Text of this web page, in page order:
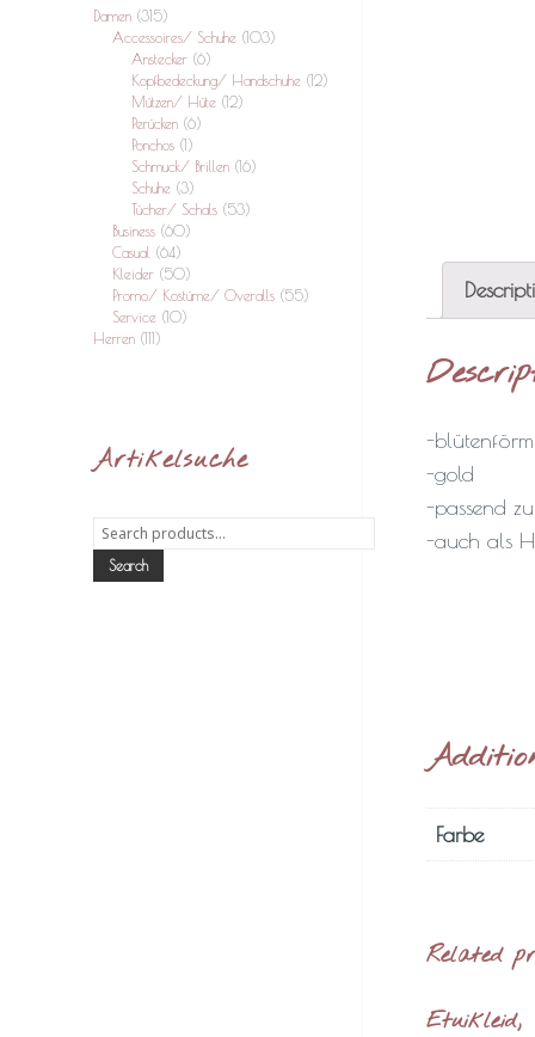
Damen (315)
Accessoires/ Schuhe (103)
Anstecker (6)
Kopfbedeckung/ Handschuhe (12)
Mützen/ Hüte (12)
Perücken (6)
Ponchos (1)
Schmuck/ Brillen (16)
Schuhe (3)
Tücher/ Schals (53)
Business (60)
Casual (64)
Kleider (50)
Promo/ Kostüme/ Overalls (55)
Service (10)
Herren (111)
Artikelsuche
Search
for:
Search
-
-gold
-passend
-auch als
Farbe
Related
Etuikleid,